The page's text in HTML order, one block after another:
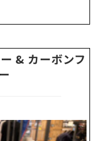
& カーボンフ